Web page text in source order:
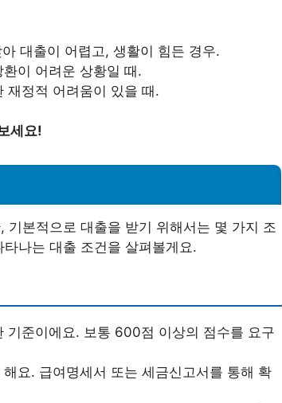
대출이 어렵고, 생활이 힘든 경우.
이 어려운 상황일 때.
재정적 어려움이 있을 때.
세요!
본적으로 대출을 받기 위해서는 몇 가지 조
나는 대출 조건을 살펴볼게요.
기준이에요. 보통 600점 이상의 점수를 요구
요. 급여명세서 또는 세금신고서를 통해 확